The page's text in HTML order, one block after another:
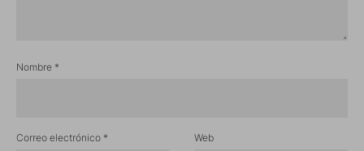
Nombre *
Correo electrónico * Web